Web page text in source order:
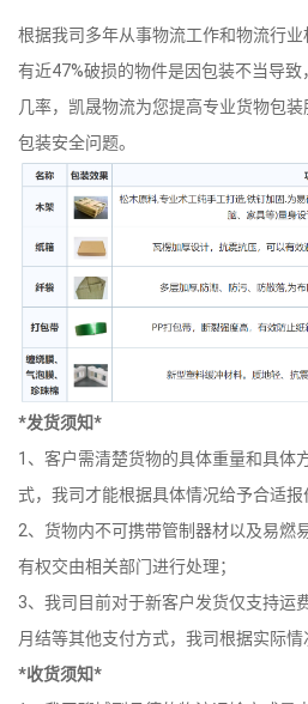
根据我司多年从事物流工作和物流行
有近47%破损的物件是因包装不当导
几率，凯晟物流为您提高专业货物包
包装安全问题。
*发货须知*
1、客户需清楚货物的具体重量和具体
式，我司才能根据具体情况给予合适报
2、货物内不可携带管制器材以及易燃
有权交由相关部门进行处理；
3、我司目前对于新客户发货仅支持运
月结等其他支付方式，我司根据实际情
*收货须知*